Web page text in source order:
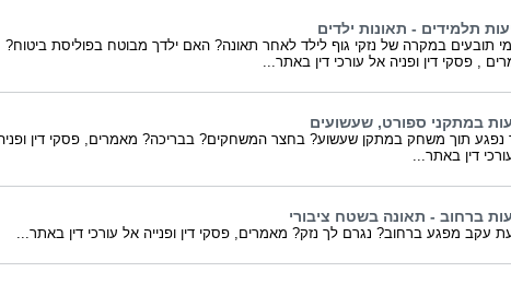
תלמידים - תאונות ילדים
תובעים במקרה של נזקי גוף לילד לאחר תאונה? האם ילדך מבוטח בפוליסת ביטוח?
, פסקי דין ופניה אל עורכי דין באתר...
במתקני ספורט, שעשועים
נפגע תוך משחק במתקן שעשוע? בחצר המשחקים? בבריכה? מאמרים, פסקי דין
דין באתר...
ברחוב - תאונה בשטח ציבורי
עקב מפגע ברחוב? נגרם לך נזק? מאמרים, פסקי דין ופנייה אל עורכי דין באתר...